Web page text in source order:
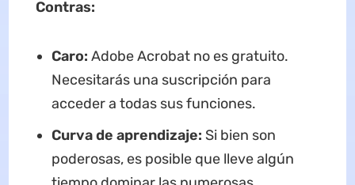
Contras:
Caro: Adobe Acrobat no es gratuito.
Necesitarás una suscripción para
acceder a todas sus funciones.
Curva de aprendizaje: Si bien son
poderosas, es posible que lleve algún